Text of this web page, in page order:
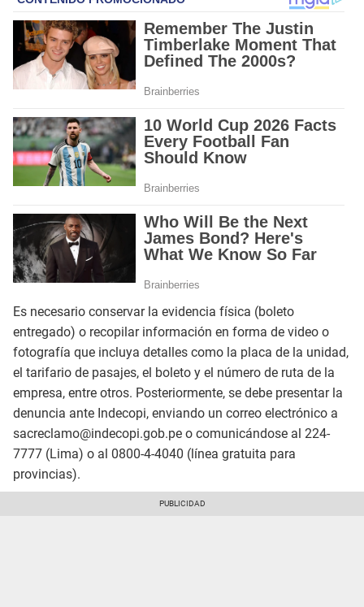
Es necesario conservar la evidencia física (boleto
entregado) o recopilar información en forma de video o
fotografía que incluya detalles como la placa de la unidad,
el tarifario de pasajes, el boleto y el número de ruta de la
empresa, entre otros. Posteriormente, se debe presentar la
denuncia ante Indecopi, enviando un correo electrónico a
sacreclamo@indecopi.gob.pe o comunicándose al 224-
7777 (Lima) o al 0800-4-4040 (línea gratuita para
provincias).